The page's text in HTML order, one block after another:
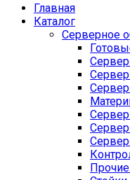
Главная
Каталог
Серверное